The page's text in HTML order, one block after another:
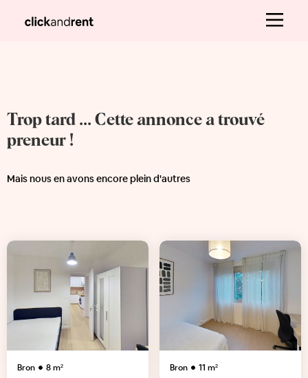
Trop tard ... Cette annonce a trouvé
preneur !
Mais nous en avons encore plein d'autres
Bron 8m² Bron 11 m²